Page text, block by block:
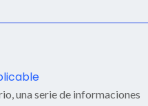
una serie de informaciones